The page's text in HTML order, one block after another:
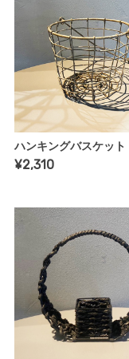
ハンキングバスケット
¥2,310